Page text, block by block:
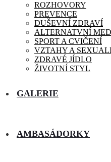
ROZHOVORY
PREVENCE
DUŠEVNÍ ZDRAVÍ
ALTERNATVNÍ
SPORT A CVIČENÍ
VZTAHY A
ZDRAVÉ JÍDLO
ŽIVOTNÍ STYL
GALERIE
AMBASÁDORKY